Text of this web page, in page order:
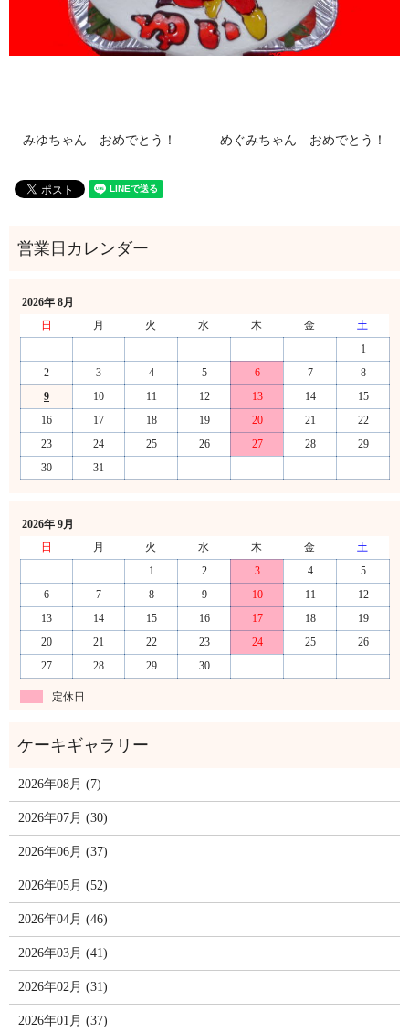
みゆちゃん おめでとう！ めぐみちゃん おめでとう！
2026年 8月
日
月 火 水 木 金
土
1
2
3 4 5 6 7
8
9
10 11 12 13 14
15
16
17 18 19 20 21
22
23
24 25 26 27 28
29
30
31
2026年 9月
日
月 火 水 木 金
土
1
2 3 4
5
6
7 8 9 10 11
12
13
14 15 16 17 18
19
20
21 22 23 24 25
26
27
28 29 30
定休日
2026年08月 (7)
2026年07月 (30)
2026年06月 (37)
2026年05月 (52)
2026年04月 (46)
2026年03月 (41)
2026年02月 (31)
2026年01月 (37)